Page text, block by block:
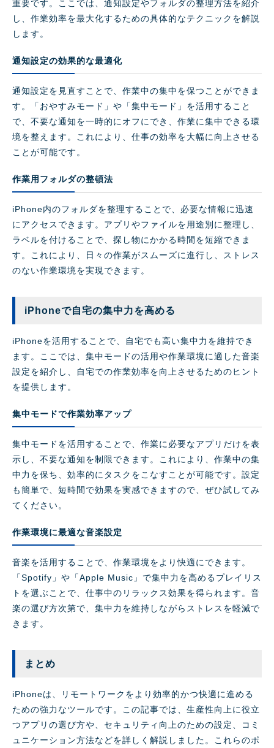
重要です。ここでは、通知設定やフォルダの整理方法を紹介
し、作業効率を最大化するための具体的なテクニックを解説
します。
通知設定の効果的な最適化
通知設定を見直すことで、作業中の集中を保つことができま
す。「おやすみモード」や「集中モード」を活用すること
で、不要な通知を一時的にオフにでき、作業に集中できる環
境を整えます。これにより、仕事の効率を大幅に向上させる
ことが可能です。
作業用フォルダの整頓法
iPhone内のフォルダを整理することで、必要な情報に迅速
にアクセスできます。アプリやファイルを用途別に整理し、
ラベルを付けることで、探し物にかかる時間を短縮できま
す。これにより、日々の作業がスムーズに進行し、ストレス
のない作業環境を実現できます。
iPhoneで自宅の集中力を高める
iPhoneを活用することで、自宅でも高い集中力を維持でき
ます。ここでは、集中モードの活用や作業環境に適した音楽
設定を紹介し、自宅での作業効率を向上させるためのヒント
を提供します。
集中モードで作業効率アップ
集中モードを活用することで、作業に必要なアプリだけを表
示し、不要な通知を制限できます。これにより、作業中の集
中力を保ち、効率的にタスクをこなすことが可能です。設定
も簡単で、短時間で効果を実感できますので、ぜひ試してみ
てください。
作業環境に最適な音楽設定
音楽を活用することで、作業環境をより快適にできます。
「Spotify」や「Apple Music」で集中力を高めるプレイリス
トを選ぶことで、仕事中のリラックス効果を得られます。音
楽の選び方次第で、集中力を維持しながらストレスを軽減で
きます。
まとめ
iPhoneは、リモートワークをより効率的かつ快適に進める
ための強力なツールです。この記事では、生産性向上に役立
つアプリの選び方や、セキュリティ向上のための設定、コミ
ュニケーション方法などを詳しく解説しました。これらのポ